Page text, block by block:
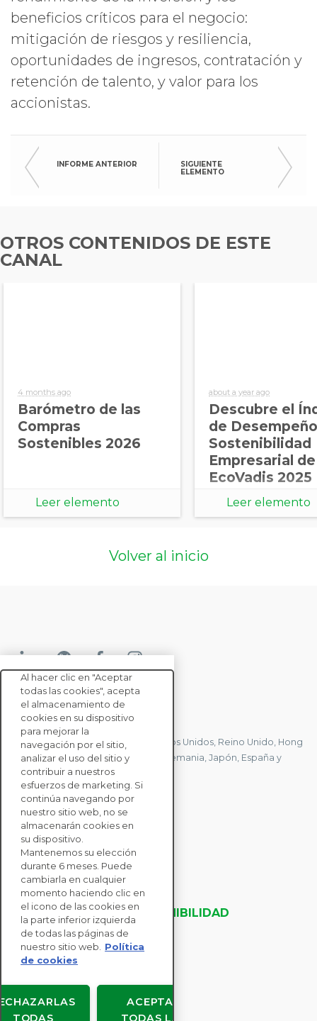
beneficios críticos para el negocio:
mitigación de riesgos y resiliencia,
oportunidades de ingresos, contratación y
retención de talento, y valor para los
accionistas.
INFORME ANTERIOR
SIGUIENTE
ELEMENTO
OTROS CONTENIDOS DE ESTE
CANAL
4 months ago
Barómetro de las
Compras
Sostenibles 2026
Leer elemento
about a year ago
Descubre el
de
Sostenibilidad
Empresarial de
EcoVadis 2025
Leer elemento
Volver al inicio
CONTACTE CON NOSOTROS
Tenemos oficinas en Francia, Estados Unidos, Reino Unido, Hong
Kong, Mauricio, Polonia, Canadá, Alemania, Japón, España y
Singapur.
CONTACTE CON
NOSOTROS
SOLUCIONES
PARA EMPRESAS
EVALUACIONES DE SOSTENIBILIDAD
RECURSOS
ACERCA DE NOSOTROS
Al hacer clic en "Aceptar
todas las cookies", acepta
el almacenamiento de
cookies en su dispositivo
para mejorar la
navegación por el sitio,
analizar el uso del sitio y
contribuir a nuestros
esfuerzos de marketing. Si
continúa navegando por
nuestro sitio web, no se
almacenarán cookies en
su dispositivo.
Mantenemos su elección
durante 6 meses. Puede
cambiarla en cualquier
momento haciendo clic en
el icono de las cookies en
la parte inferior izquierda
de todas las páginas de
nuestro sitio web.
Política
de cookies
ACEPTAR
TODAS LAS
TODAS